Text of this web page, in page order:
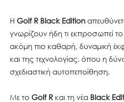
Η Golf R Black Edition
γνωρίζουν ήδη τι εκπροσωπεί το
ακόμη πιο καθαρή, δυναμική
και της τεχνολογίας, όπου η
σχεδιαστική αυτοπεποίθηση.
Με το Golf R και τη νέα Black